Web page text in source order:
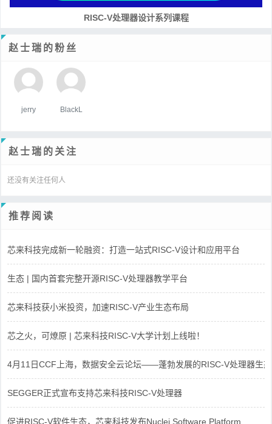
RISC-V处理器设计系列课程
赵士瑞的粉丝
jerry BlackL
赵士瑞的关注
还没有关注任何人
推荐阅读
芯来科技完成新一轮融资：打造一站式RISC-V设计和应用平台
生态 | 国内首套完整开源RISC-V处理器教学平台
芯来科技获小米投资，加速RISC-V产业生态布局
芯之火，可燎原 | 芯来科技RISC-V大学计划上线啦！
4月11日CCF上海，数据安全云论坛——蓬勃发展的RISC-V处理器生态
SEGGER正式宣布支持芯来科技RISC-V处理器
促进RISC-V软件生态，芯来科技发布Nuclei Software Platform